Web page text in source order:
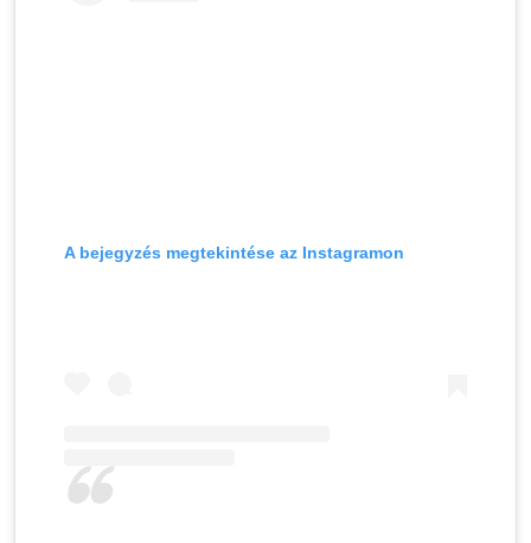
A bejegyzés megtekintése az Instagramon